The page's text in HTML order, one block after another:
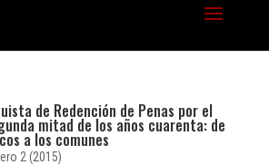
de Redención de Penas por el
mitad de los años cuarenta: de
a los comunes
2 (2015)